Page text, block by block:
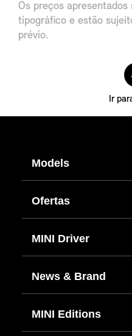
Os preços
tipográfico e estão
prévio.
Ir
Models
Ofertas
MINI Driver
News & Brand
MINI Editions